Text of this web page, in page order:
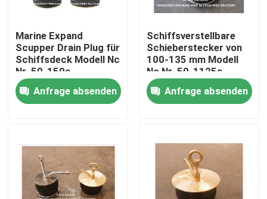
Startseite
Über uns
Fabrik Tour
Marine Expand
Scupper Drain Plug für
Schiffsdeck Modell Nc
Nr. 50-150a
Anfrage absenden
Schiffsverstellbare
Schieberstecker von
100-135 mm Modell
Nc Nr. 50-1125a
Abdeckplatte aus
Kupfer, Karosserie-
Kautschuk
Anfrage absenden